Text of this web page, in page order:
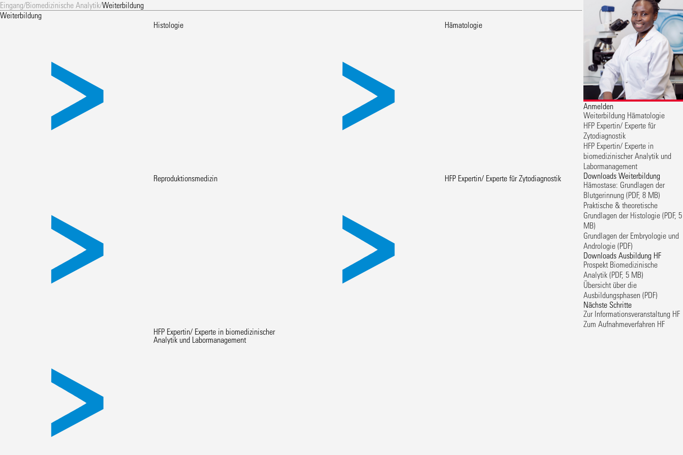
Eingang/Biomedizinische Analytik/Weiterbildung
Weiterbildung
Histologie
Hämatologie
Reproduktionsmedizin HFP Expertin/ Experte für Zytodiagnostik
HFP Expertin/ Experte in biomedizinischer
Analytik und Labormanagement
Anmelden
Weiterbildung Hämatologie
HFP Expertin/ Experte für
Zytodiagnostik
HFP Expertin/ Experte in
biomedizinischer Analytik und
Labormanagement
Downloads Weiterbildung
Hämostase: Grundlagen der
Blutgerinnung (PDF, 8 MB)
Praktische & theoretische
Grundlagen der Histologie (PDF, 5
MB)
Grundlagen der Embryologie und
Andrologie (PDF)
Downloads Ausbildung HF
Prospekt Biomedizinische
Analytik (PDF, 5 MB)
Übersicht über die
Ausbildungsphasen (PDF)
Nächste Schritte
Zur Informationsveranstaltung HF
Zum Aufnahmeverfahren HF